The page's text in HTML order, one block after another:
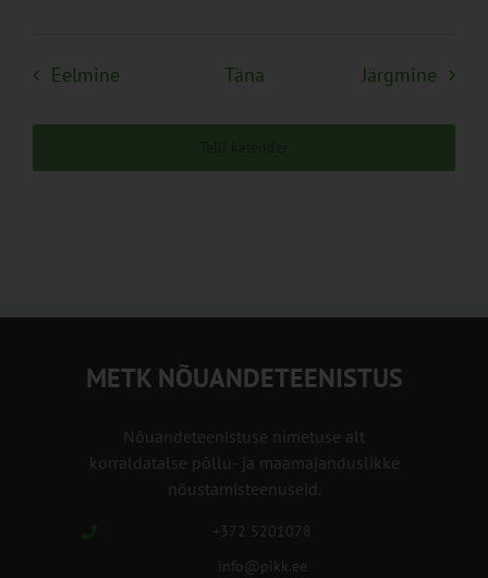
EelmineSündmused Täna Järgmine
METK NÕUANDETEENISTUS
Nõuandeteenistuse nimetuse alt
korraldatalse põllu- ja maamajanduslikke
nõustamisteenuseid.
+372 5201078
info@pikk.ee